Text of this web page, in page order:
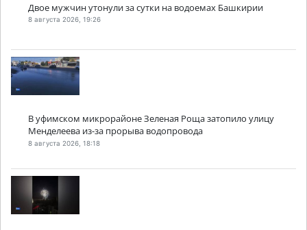
Двое мужчин утонули за сутки на водоемах Башкирии
8 августа 2026, 19:26
В уфимском микрорайоне Зеленая Роща затопило улицу
Менделеева из-за прорыва водопровода
8 августа 2026, 18:18